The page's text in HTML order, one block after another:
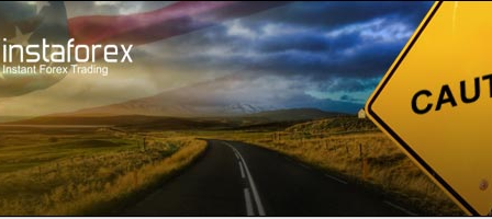
สเปรดต่ำมาก — กำไรสูง